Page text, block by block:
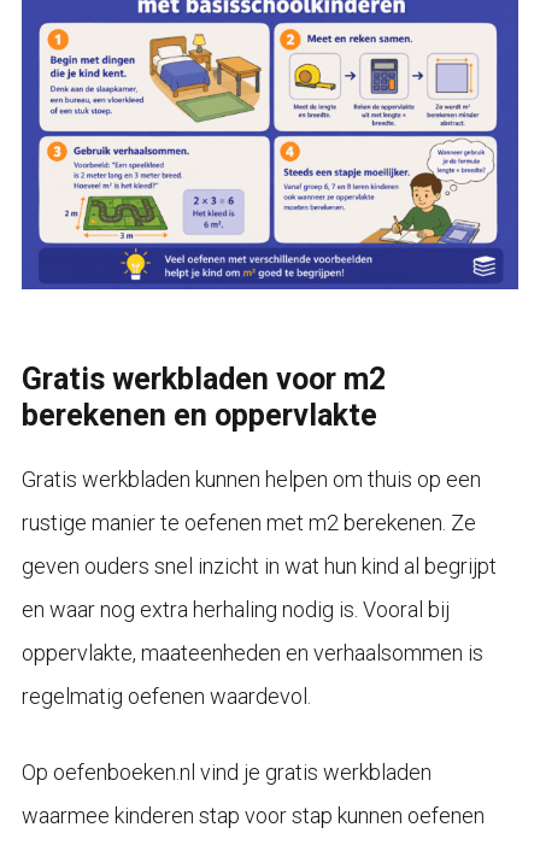
Gratis werkbladen voor m2
berekenen en oppervlakte
Gratis werkbladen kunnen helpen om thuis op een
rustige manier te oefenen met m2 berekenen. Ze
geven ouders snel inzicht in wat hun kind al begrijpt
en waar nog extra herhaling nodig is. Vooral bij
oppervlakte, maateenheden en verhaalsommen is
regelmatig oefenen waardevol.
Op oefenboeken.nl vind je gratis werkbladen
waarmee kinderen stap voor stap kunnen oefenen